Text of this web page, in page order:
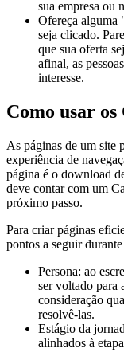
sua empresa ou
Ofereça alguma
seja clicado.
que sua oferta
afinal, as
interesse.
Como usar os
As páginas de um site
experiência de
página é o download
deve contar com um
próximo passo.
Para criar páginas
pontos a seguir
Persona: ao
ser voltado para
consideração
resolvê-las.
Estágio da
alinhados à